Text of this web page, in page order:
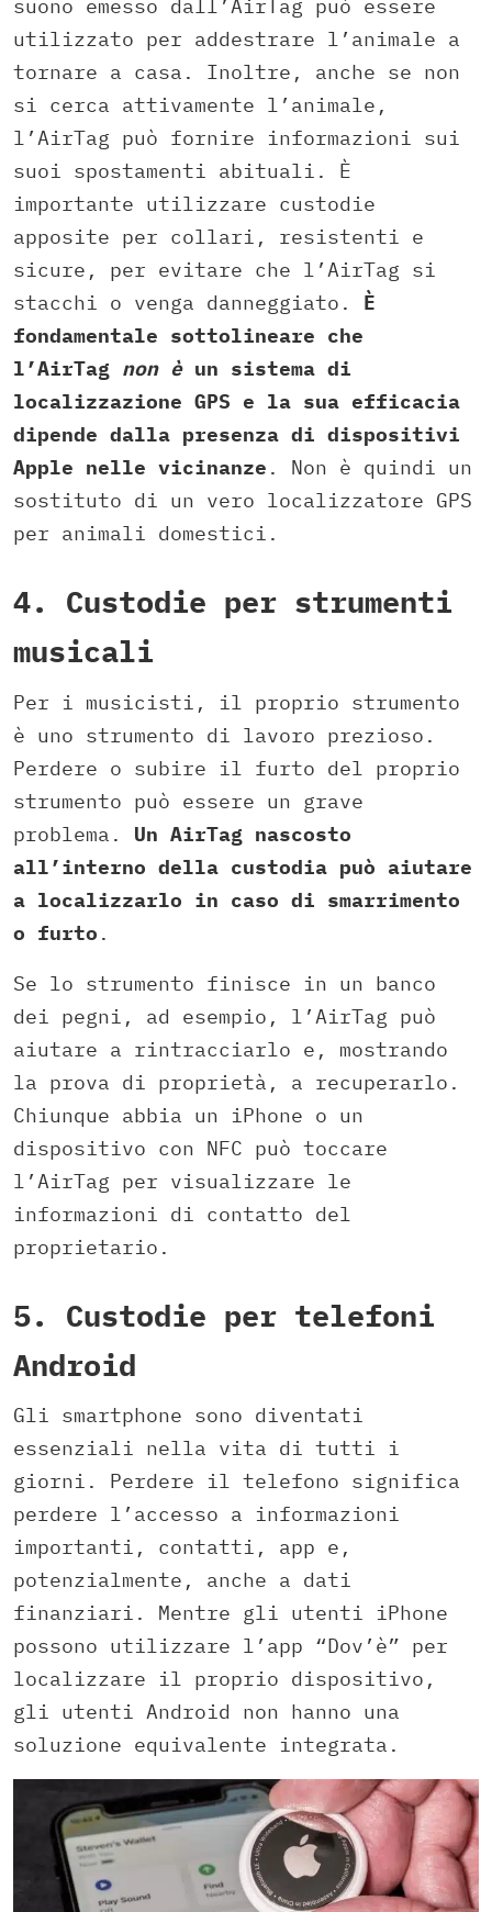
suono emesso dall’AirTag può essere
utilizzato per addestrare l’animale a
tornare a casa. Inoltre, anche se non
si cerca attivamente l’animale,
l’AirTag può fornire informazioni sui
suoi spostamenti abituali. È
importante utilizzare custodie
apposite per collari, resistenti e
sicure, per evitare che l’AirTag si
stacchi o venga danneggiato. È
fondamentale sottolineare che
l’AirTag non èun sistema di
localizzazione GPS e la sua efficacia
dipende dalla presenza di dispositivi
Apple nelle vicinanze . Non è quindi un
sostituto di un vero localizzatore GPS
per animali domestici.
4. Custodie per strumenti
musicali
Per i musicisti, il proprio strumento
è uno strumento di lavoro prezioso.
Perdere o subire il furto del proprio
strumento può essere un grave
problema. Un AirTag nascosto
all’interno della custodia può aiutare
a localizzarlo in caso di smarrimento
o furto .
Se lo strumento finisce in un banco
dei pegni, ad esempio, l’AirTag può
aiutare a rintracciarlo e, mostrando
la prova di proprietà, a recuperarlo.
Chiunque abbia un iPhone o un
dispositivo con NFC può toccare
l’AirTag per visualizzare le
informazioni di contatto del
proprietario.
5. Custodie per telefoni
Android
Gli smartphone sono diventati
essenziali nella vita di tutti i
giorni. Perdere il telefono significa
perdere l’accesso a informazioni
importanti, contatti, app e,
potenzialmente, anche a dati
finanziari. Mentre gli utenti iPhone
possono utilizzare l’app “Dov’è” per
localizzare il proprio dispositivo,
gli utenti Android non hanno una
soluzione equivalente integrata.